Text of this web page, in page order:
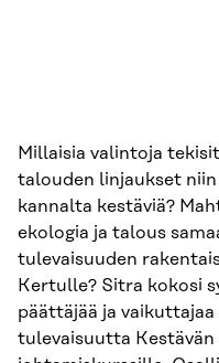
Millaisia valintoja
talouden linjaukset
kannalta kestäviä?
ekologia ja talous
tulevaisuuden
Kertulle? Sitra kokosi
päättäjää ja
tulevaisuutta